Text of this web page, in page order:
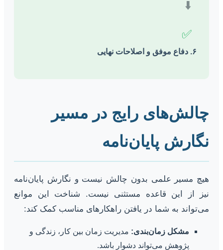
⬇️
✅
۶. دفاع موفق و اصلاحات نهایی
چالش‌های رایج در مسیر
نگارش پایان‌نامه
هیچ مسیر علمی بدون چالش نیست و نگارش پایان‌نامه
نیز از این قاعده مستثنی نیست. شناخت این موانع
می‌تواند به شما در یافتن راهکارهای مناسب کمک کند:
مشکل زمان‌بندی: مدیریت زمان بین کار، زندگی و
پژوهش می‌تواند دشوار باشد.